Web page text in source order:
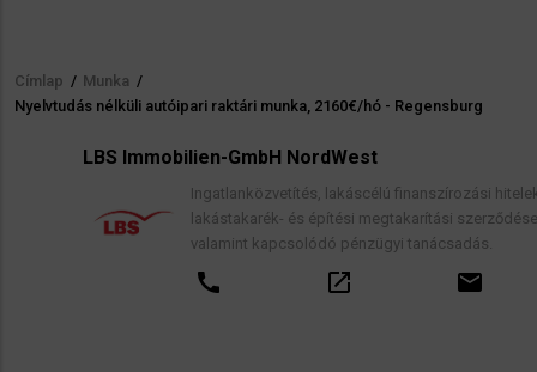
Morzsa
Címlap / Munka /
Nyelvtudás nélküli autóipari raktári munka, 2160€/hó - Regensburg
LBS Immobilien-GmbH NordWest
Ingatlanközvetítés, lakáscélú finanszírozási hitelek,
lakástakarék- és építési megtakarítási szerződések,
valamint kapcsolódó pénzügyi tanácsadás.